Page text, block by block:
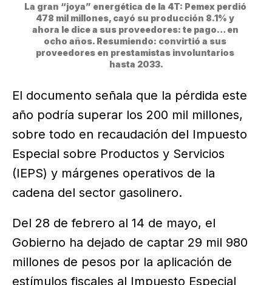
La gran “joya” energética de la 4T: Pemex perdió
478 mil millones, cayó su producción 8.1% y
ahora le dice a sus proveedores: te pago… en
ocho años. Resumiendo: convirtió a sus
proveedores en prestamistas involuntarios
hasta 2033.
El documento señala que la pérdida este
año podría superar los 200 mil millones,
sobre todo en recaudación del Impuesto
Especial sobre Productos y Servicios
(IEPS) y márgenes operativos de la
cadena del sector gasolinero.
Del 28 de febrero al 14 de mayo, el
Gobierno ha dejado de captar 29 mil 980
millones de pesos por la aplicación de
estímulos fiscales al Impuesto Especial